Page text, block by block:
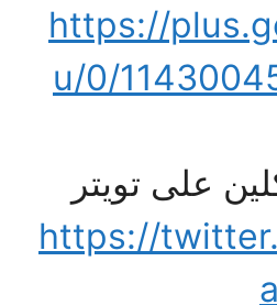
https://
u/0/
على تويتر
https://